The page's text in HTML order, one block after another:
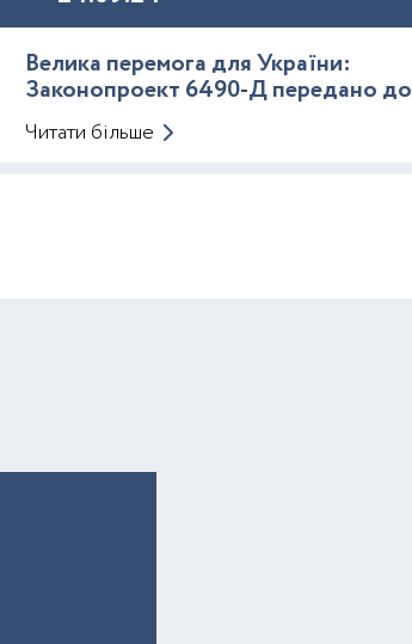
Велика перемога для України:
Законопроект 6490-Д передано до
Митного кодексу
Читати більше